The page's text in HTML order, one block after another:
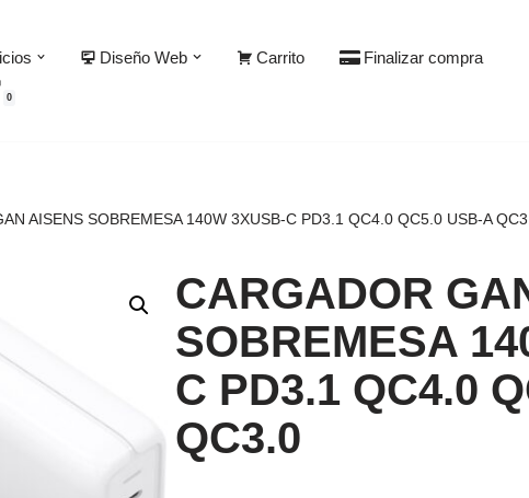
Diseño Web Carrito
Finalizar compra
0
AISENS SOBREMESA 140W 3XUSB-C PD3.1 QC4.0 QC5.0 USB-A
CARGADOR
SOBREMESA
C PD3.1 QC4.0
QC3.0